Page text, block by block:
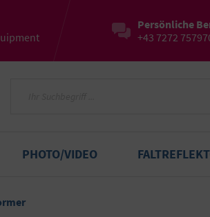
Persönliche
+43 7272
PHOTO/VIDEO